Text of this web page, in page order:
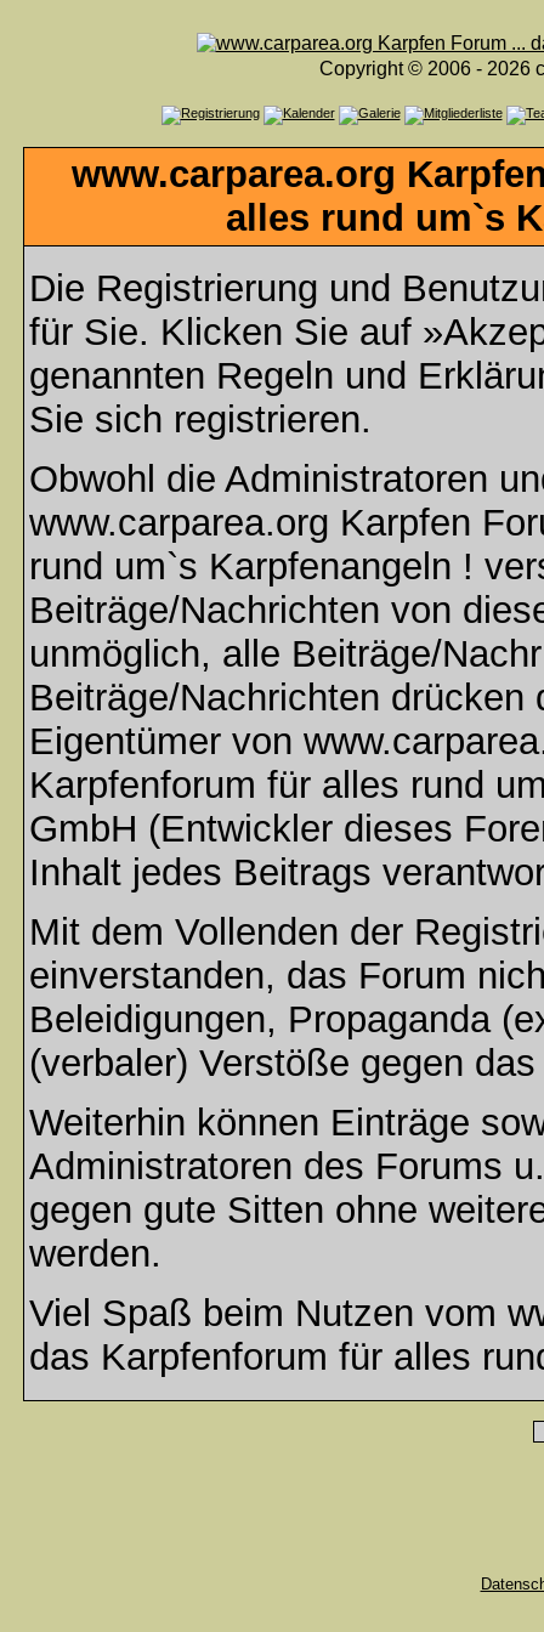
Copyright © 2006 - 2026
www.carparea.org
alles rund um`s
Die Registrierung und
für Sie. Klicken Sie auf
genannten Regeln und
Sie sich registrieren.
Obwohl die Administratoren
www.carparea.org Karpfen
rund um`s Karpfenangeln !
Beiträge/Nachrichten von
unmöglich, alle Beiträge/
Beiträge/Nachrichten
Eigentümer von
Karpfenforum für alles rund
GmbH (Entwickler dieses
Inhalt jedes Beitrags
Mit dem Vollenden der
einverstanden, das Forum
Beleidigungen, Propaganda
(verbaler) Verstöße gegen
Weiterhin können Einträge
Administratoren des Forums
gegen gute Sitten ohne
werden.
Viel Spaß beim Nutzen vom
das Karpfenforum für alles